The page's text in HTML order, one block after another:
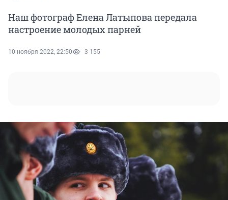
Наш фотограф Елена Латыпова передала
настроение молодых парней
10 ноября 2022, 22:50 3 155